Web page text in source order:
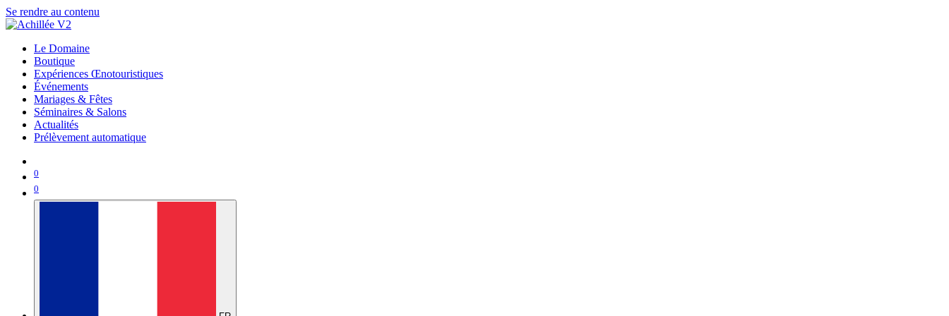
Se rendre au contenu
Le Domaine
Boutique
Expériences Œnotouristiques
Événements
Mariages & Fêtes
Séminaires & Salons
Actualités
Prélèvement automatique
0
0